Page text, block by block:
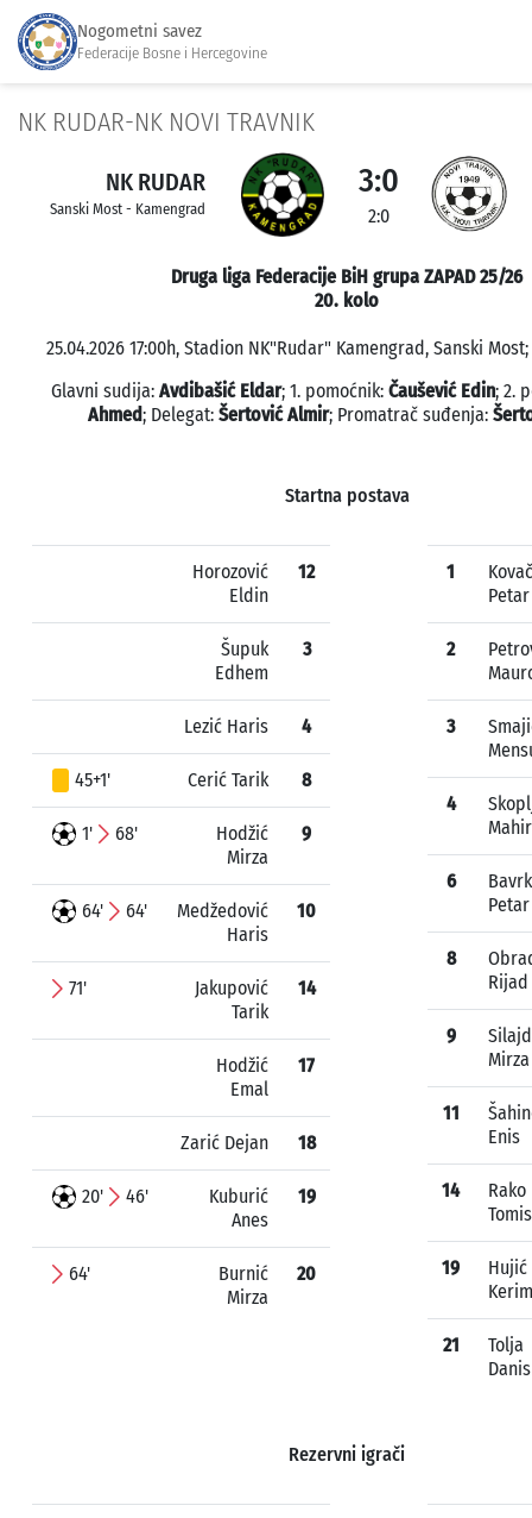
Nogometni savez
Federacije Bosne i Hercegovine
NK RUDAR-NK NOVI TRAVNIK
NK RUDAR
Sanski Most - Kamengrad
3:0
2:0
Druga liga Federacije BiH grupa ZAPAD 25/26
20. kolo
25.04.2026 17:00h, Stadion NK"Rudar" Kamengrad, Sanski
Glavni sudija: Avdibašić Eldar; 1. pomoćnik: Čaušević Edin; 2.
Ahmed; Delegat: Šertović Almir; Promatrač suđenja:
Startna postava
Horozović
Eldin
12
Šupuk
Edhem
3
Lezić Haris 4
45+1' Cerić Tarik 8
1' 68'
Hodžić
Mirza
9
64' 64'
Medžedović
Haris
10
71'
Jakupović
Tarik
14
Hodžić
Emal
17
Zarić Dejan 18
20' 46'
Kuburić
Anes
19
64'
Burnić
Mirza
20
1
Kovač
Petar
2
3
4
Mahir
6
Petar
8
Rijad
9
Mirza
11
Enis
14
Rako
19
Hujić
Kerim
21
Tolja
Danis
Rezervni igrači